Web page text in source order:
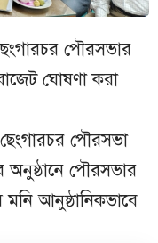
পৌরসভার
ঘোষণা করা
পৌরসভা
অনুষ্ঠানে পৌরসভার
আনুষ্ঠানিকভাবে